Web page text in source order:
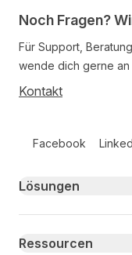
Noch Fragen?
Für Support,
wende dich gerne an
Kontakt
Facebook
Primary footer
Lösungen
Ressourcen